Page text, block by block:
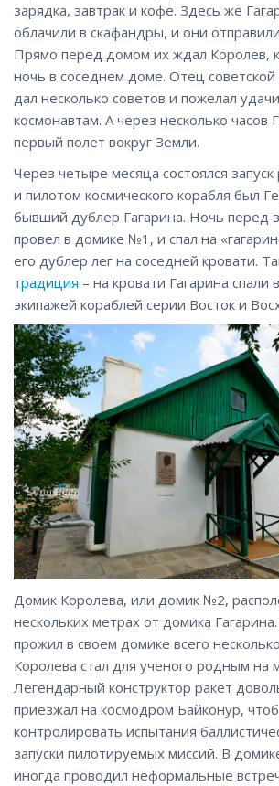
зарядка, завтрак и кофе. Здесь же
облачили в скафандры, и они
Прямо перед домом их ждал Королев,
ночь в соседнем доме. Отец советской
дал несколько советов и пожелал
космонавтам. А через несколько часов
первый полет вокруг Земли.
Через четыре месяца состоялся
и пилотом космического корабля был
бывший дублер Гагарина. Ночь перед
провел в домике №1, и спал на
его дублер лег на соседней кровати.
традиция – на кровати Гагарина спали
экипажей кораблей серии Восток и
Домик Королева, или домик №2,
нескольких метрах от домика
прожил в своем домике всего
Королева стал для ученого родным на
Легендарный конструктор ракет
приезжал на космодром Байконур,
контролировать испытания
запуски пилотируемых миссий. В
иногда проводил неформальные